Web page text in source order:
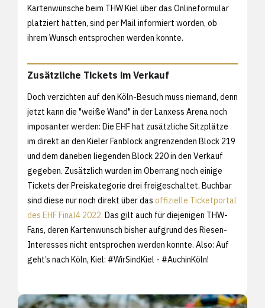
Kartenwünsche beim THW Kiel über das Onlineformular
platziert hatten, sind per Mail informiert worden, ob
ihrem Wunsch entsprochen werden konnte.
Zusätzliche Tickets im Verkauf
Doch verzichten auf den Köln-Besuch muss niemand, denn
jetzt kann die "weiße Wand" in der Lanxess Arena noch
imposanter werden: Die EHF hat zusätzliche Sitzplätze
im direkt an den Kieler Fanblock angrenzenden Block 219
und dem daneben liegenden Block 220 in den Verkauf
gegeben. Zusätzlich wurden im Oberrang noch einige
Tickets der Preiskategorie drei freigeschaltet. Buchbar
sind diese nur noch direkt über das offizielle Ticketportal
des EHF Final4 2022. Das gilt auch für diejenigen THW-
Fans, deren Kartenwunsch bisher aufgrund des Riesen-
Interesses nicht entsprochen werden konnte. Also: Auf
geht’s nach Köln, Kiel: #WirSindKiel - #AuchinKöln!